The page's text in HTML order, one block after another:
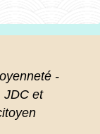
-
JDC et